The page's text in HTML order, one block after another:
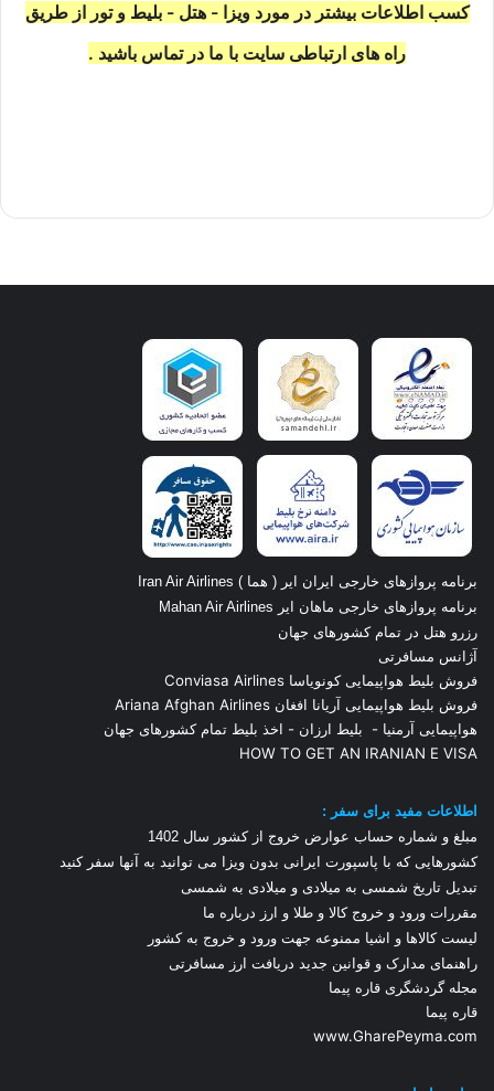
کسب اطلاعات بیشتر در مورد ویزا - هتل - بلیط و تور از طریق
راه های ارتباطی سایت با ما در تماس باشید .
برنامه پروازهای خارجی ایران ایر ( هما ) Iran Air Airlines
برنامه پروازهای خارجی ماهان ایر Mahan Air Airlines
رزرو هتل در تمام کشورهای جهان
آژانس مسافرتی
فروش بلیط هواپیمایی کونویاسا Conviasa Airlines
فروش بلیط هواپیمایی آریانا افغان Ariana Afghan Airlines
هواپیمایی آرمنیا - بلیط ارزان - اخذ بلیط تمام کشورهای جهان
HOW TO GET AN IRANIAN E VISA
اطلاعات مفید برای سفر :
مبلغ و شماره حساب عوارض خروج از کشور سال 1 402
کشورهایی که با پاسپورت ایرانی بدون ویزا می توانید به آنها سفر کنید
تبدیل تاریخ شمسی به میلادی و میلادی به شمسی
مقررات ورود و خروج کالا و طلا و ارز درباره ما
لیست کالاها و اشیا ممنوعه جهت ورود و خروج به کشور
راهنمای مدارک و قوانین جدید دریافت ارز مسافرتی
مجله گردشگری قاره پیما
قاره پیما
www.GharePeyma.com